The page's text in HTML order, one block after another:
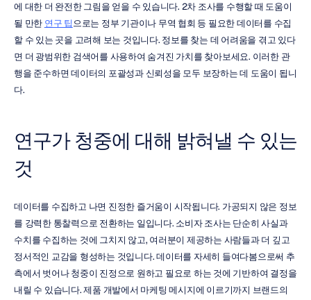
에 대한 더 완전한 그림을 얻을 수 있습니다. 2차 조사를 수행할 때 도움이
될 만한 연구 팁으로는 정부 기관이나 무역 협회 등 필요한 데이터를 수집
할 수 있는 곳을 고려해 보는 것입니다. 정보를 찾는 데 어려움을 겪고 있다
면 더 광범위한 검색어를 사용하여 숨겨진 가치를 찾아보세요. 이러한 관
행을 준수하면 데이터의 포괄성과 신뢰성을 모두 보장하는 데 도움이 됩니
다.
연구가 청중에 대해 밝혀낼 수 있는
것
데이터를 수집하고 나면 진정한 즐거움이 시작됩니다. 가공되지 않은 정보
를 강력한 통찰력으로 전환하는 일입니다. 소비자 조사는 단순히 사실과
수치를 수집하는 것에 그치지 않고, 여러분이 제공하는 사람들과 더 깊고
정서적인 교감을 형성하는 것입니다. 데이터를 자세히 들여다봄으로써 추
측에서 벗어나 청중이 진정으로 원하고 필요로 하는 것에 기반하여 결정을
내릴 수 있습니다. 제품 개발에서 마케팅 메시지에 이르기까지 브랜드의